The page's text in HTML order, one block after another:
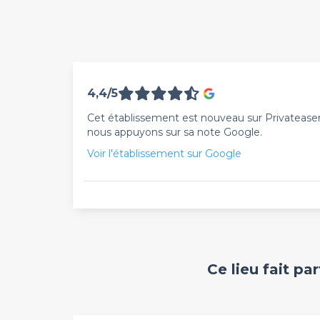
4,4/5
Cet établissement est nouveau sur
nous appuyons sur sa note Google.
Voir l'établissement sur Google
Ce lieu fait